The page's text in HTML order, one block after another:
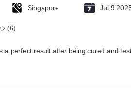
Singapore Jul
(6)
a perfect result after being cured and